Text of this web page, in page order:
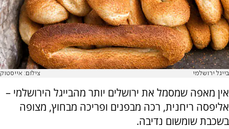
בייגל ירושלמי צילום: אייסטוק
אין מאפה שמסמל את ירושלים יותר מהבייגל הירושלמי –
אליפסה ריחנית, רכה מבפנים ופריכה מבחוץ, מצופה
בשכבת שומשום נדיבה.